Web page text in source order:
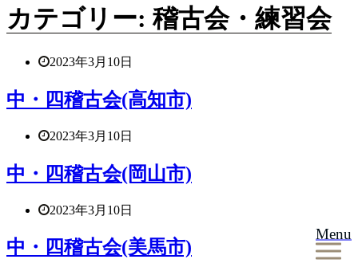
Menu
カテゴリー: 稽古会・練習会
2023年3月10日
中・四稽古会(高知市)
2023年3月10日
中・四稽古会(岡山市)
2023年3月10日
中・四稽古会(美馬市)